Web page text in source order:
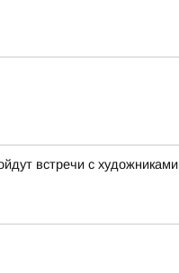
встречи с художниками